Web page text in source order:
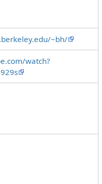
~bh/
watch?